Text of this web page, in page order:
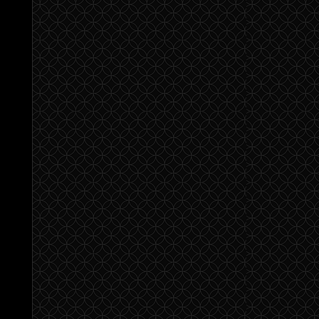
20 февраля 2014
13 февраля 2014
6 февраля 2014
30 января 2014
23 января 2014